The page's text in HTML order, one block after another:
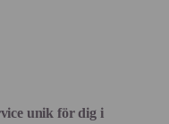
unik för dig i